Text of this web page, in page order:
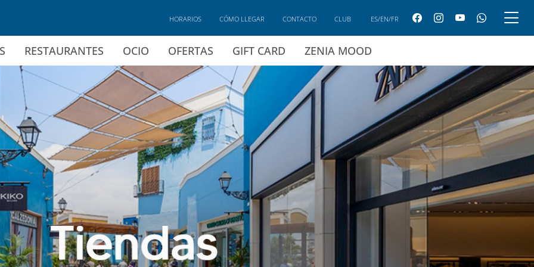
RESTAURANTES OCIO OFERTAS GIFT CARD ZENIA MOOD
HORARIOS CÓMO LLEGAR CONTACTO CLUB ES/EN/FR